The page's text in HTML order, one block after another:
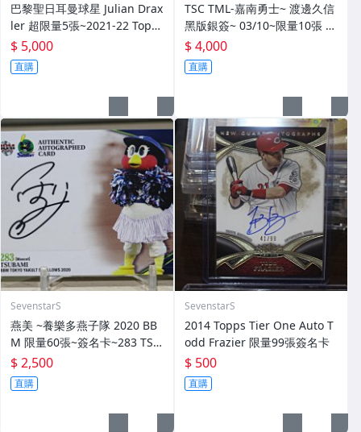
巴黎聖日耳曼球星 Julian Drax
ler 超限量5張~2021-22 Topp
s Paris Saint-Germain SSP
亮面簽名卡~
$ 5,000
直購
TSC TML-嘉南勇士~ 渡邊久信
黑版銀簽~ 03/10~限量10張 簽
名卡~交換卡 已換回~ 簽背號4
1~西武獅日職3屆勝投王 勇士T
ML三冠王 MVP~
$ 4,000
直購
SevenstarS
燕美 ~養樂多燕子隊 2020 BB
M 限量60張~簽名卡~283 TSU
BAMI~最強吉祥物 燕九郎妹妹
$ 2,500
直購
SevenstarS
2014 Topps Tier One Auto T
odd Frazier 限量99張簽名卡
$ 500
直購